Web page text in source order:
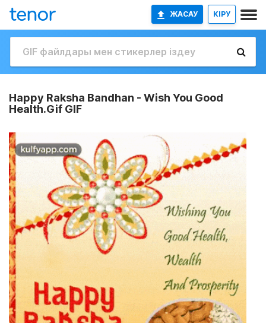
ЖАСАУ КІРУ
Happy Raksha Bandhan - Wish You Good
Health.Gif GIF